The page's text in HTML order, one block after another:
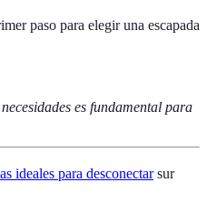
paso para elegir una escapada
es fundamental para
ideales para desconectarsur